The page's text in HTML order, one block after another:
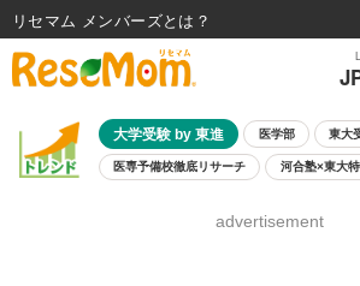
大学受験 by 東進 医学部 東大
医専予備校徹底リサーチ 河合塾×東大
8月開催学校説明会・相談会
advertisement
リセマム メンバーズ